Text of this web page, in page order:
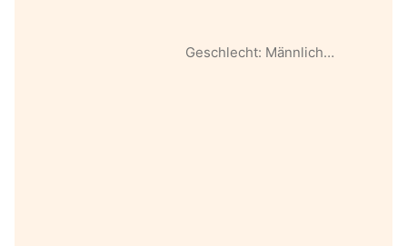
Geschlecht: Männlich…